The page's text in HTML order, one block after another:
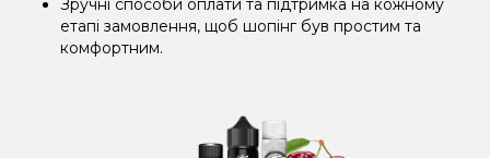
Зручні способи оплати та підтримка на кожному
етапі замовлення, щоб шопінг був простим та
комфортним.